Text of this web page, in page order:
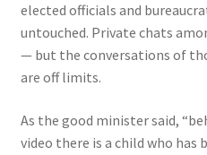
elected officials and
untouched. Private chats
— but the conversations of
are off limits.
As the good minister said,
video there is a child who